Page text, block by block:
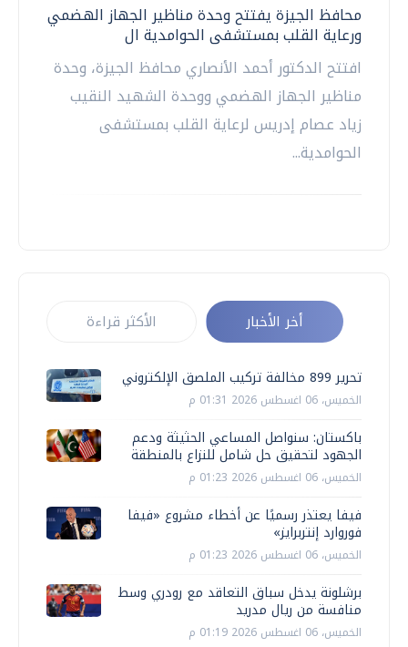
محافظ الجيزة يفتتح وحدة مناظير الجهاز الهضمي
ورعاية القلب بمستشفى الحوامدية ال
افتتح الدكتور أحمد الأنصاري محافظ الجيزة، وحدة
مناظير الجهاز الهضمي ووحدة الشهيد النقيب
زياد عصام إدريس لرعاية القلب بمستشفى
الحوامدية...
أخر الأخبار الأكثر قراءة
تحرير 899 مخالفة تركيب الملصق الإلكتروني
الخميس، 06 اغسطس 2026 01:31 م
باكستان: سنواصل المساعي الحثيثة ودعم
الجهود لتحقيق حل شامل للنزاع بالمنطقة
الخميس، 06 اغسطس 2026 01:23 م
فيفا يعتذر رسميًا عن أخطاء مشروع «فيفا
فوروارد إنتربرايز»
الخميس، 06 اغسطس 2026 01:23 م
برشلونة يدخل سباق التعاقد مع رودري وسط
منافسة من ريال مدريد
الخميس، 06 اغسطس 2026 01:19 م